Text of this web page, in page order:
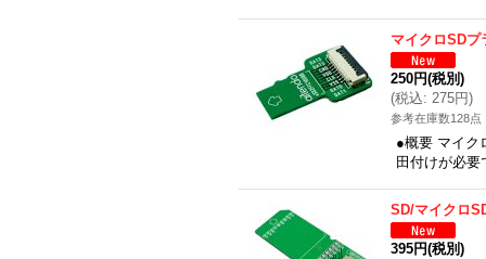
マイクロSDプ
250円(税別)
(税込: 275円)
参考在庫数128点
●概要 マイク
田付けが必
SD/マイクロ
395円(税別)